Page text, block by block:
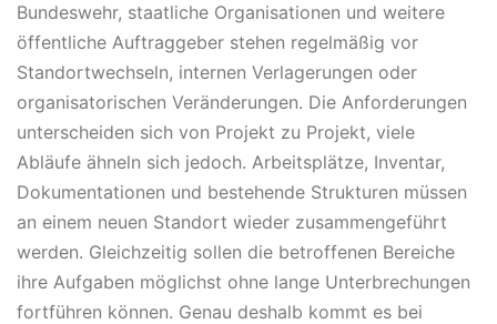
Bundeswehr, staatliche Organisationen und weitere
öffentliche Auftraggeber stehen regelmäßig vor
Standortwechseln, internen Verlagerungen oder
organisatorischen Veränderungen. Die Anforderungen
unterscheiden sich von Projekt zu Projekt, viele
Abläufe ähneln sich jedoch. Arbeitsplätze, Inventar,
Dokumentationen und bestehende Strukturen müssen
an einem neuen Standort wieder zusammengeführt
werden. Gleichzeitig sollen die betroffenen Bereiche
ihre Aufgaben möglichst ohne lange Unterbrechungen
fortführen können. Genau deshalb kommt es bei